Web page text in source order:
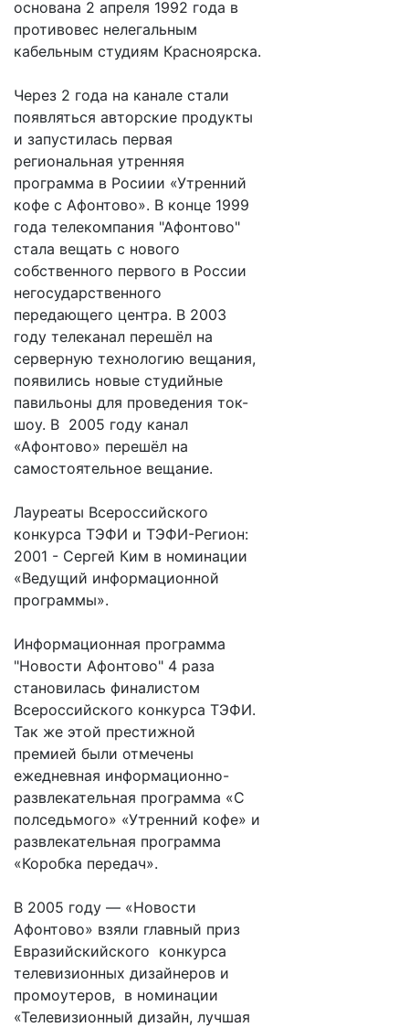
основана 2 апреля 1992 года в
противовес нелегальным
кабельным студиям Красноярска.
Через 2 года на канале стали
появляться авторские продукты
и запустилась первая
региональная утренняя
программа в Росиии «Утренний
кофе с Афонтово». В конце 1999
года телекомпания "Афонтово"
стала вещать с нового
собственного первого в России
негосударственного
передающего центра. В 2003
году телеканал перешёл на
серверную технологию вещания,
появились новые студийные
павильоны для проведения ток-
шоу. В 2005 году канал
«Афонтово» перешёл на
самостоятельное вещание.
Лауреаты Всероссийского
конкурса ТЭФИ и ТЭФИ-Регион:
2001 - Сергей Ким в номинации
«Ведущий информационной
программы».
Информационная программа
"Новости Афонтово" 4 раза
становилась финалистом
Всероссийского конкурса ТЭФИ.
Так же этой престижной
премией были отмечены
ежедневная информационно-
развлекательная программа «С
полседьмого» «Утренний кофе» и
развлекательная программа
«Коробка передач».
В 2005 году — «Новости
Афонтово» взяли главный приз
Евразийскийского конкурса
телевизионных дизайнеров и
промоутеров, в номинации
«Телевизионный дизайн, лучшая